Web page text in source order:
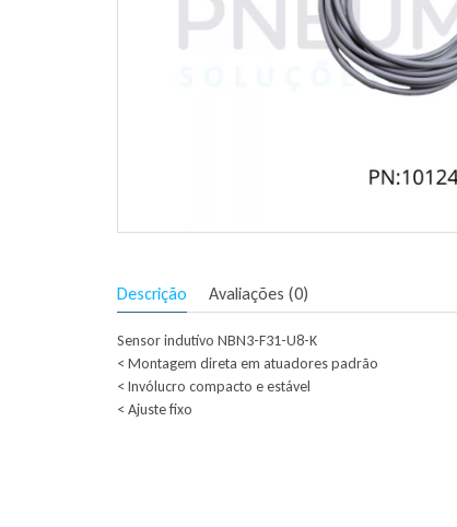
Descrição Avaliações (0)
Sensor indutivo NBN3-F31-U8-K
< Montagem direta em atuadores padrão
< Invólucro compacto e estável
< Ajuste fixo